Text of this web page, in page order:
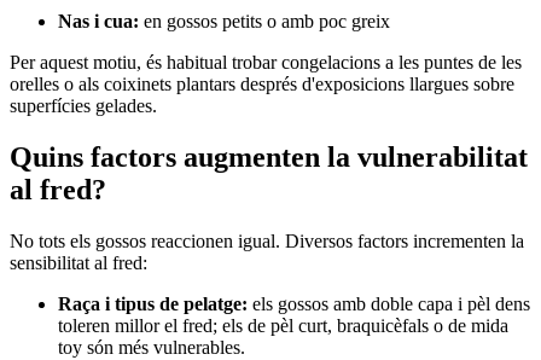
Nas i cua: en gossos petits o amb poc greix
Per aquest motiu, és habitual trobar congelacions a les puntes de les
orelles o als coixinets plantars després d'exposicions llargues sobre
superfícies gelades.
Quins factors augmenten la vulnerabilitat
al fred?
No tots els gossos reaccionen igual. Diversos factors incrementen la
sensibilitat al fred:
Raça i tipus de pelatge: els gossos amb doble capa i pèl dens
toleren millor el fred; els de pèl curt, braquicèfals o de mida
toy són més vulnerables.